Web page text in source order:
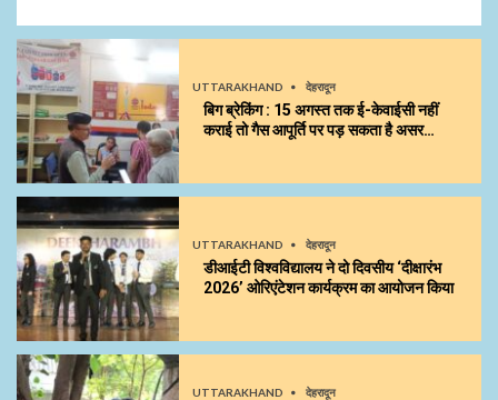
UTTARAKHAND देहरादून
बिग ब्रेकिंग : 15 अगस्त तक ई-केवाईसी नहीं
कराई तो गैस आपूर्ति पर पड़ सकता है असर…
UTTARAKHAND देहरादून
डीआईटी विश्वविद्यालय ने दो दिवसीय ‘दीक्षारंभ
2026’ ओरिएंटेशन कार्यक्रम का आयोजन किया
UTTARAKHAND देहरादून